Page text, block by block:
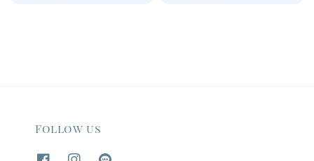
Follow us